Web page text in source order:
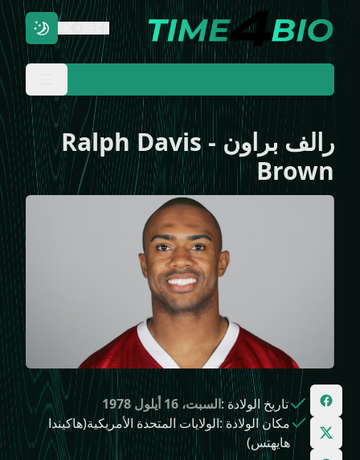
براون-
Ralph Davis
تاريخ الولادة:السبت، 16 أيلول 1978
مكان الولادة:الولايات المتحدة الأمريكية(هاكيندا
هايهتس)